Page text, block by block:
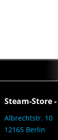
Steam-Store
Albrechtstr. 10
12165 Berlin